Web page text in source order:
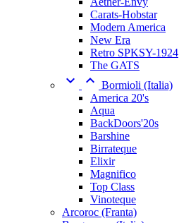
Carats-Hobstar
Modern America
New Era
Retro SPKSY-1924
The GATS
  Bormioli (Italia)
America 20's
Aqua
BackDoors'20s
Barshine
Birrateque
Elixir
Magnifico
Top Class
Vinoteque
Arcoroc (Franta)